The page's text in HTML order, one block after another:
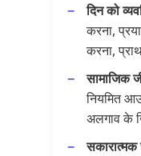
दिन को
करना,
करना,
सामाजिक
नियमित
अलगाव के